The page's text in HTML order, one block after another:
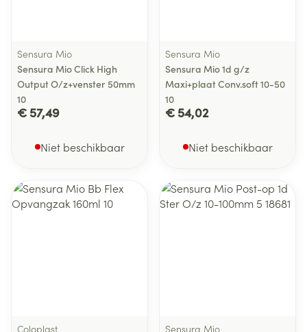
Sensura Mio
Sensura Mio Click High
Output O/z+venster 50mm
10
€ 57,49
Niet beschikbaar
Sensura Mio
Sensura Mio 1d g/z
Maxi+plaat Conv.soft 10-50
10
€ 54,02
Niet beschikbaar
Coloplast
Sensura Mio